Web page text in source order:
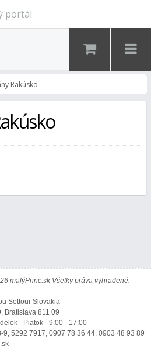
portál
Rakúsko
malýPrinc.sk Všetky práva vyhradené.
Settour Slovakia
Bratislava 811 09
- Piatok - 9:00 - 17:00
9, 5292 7917, 0907 78 36 44, 0903 48 93 89